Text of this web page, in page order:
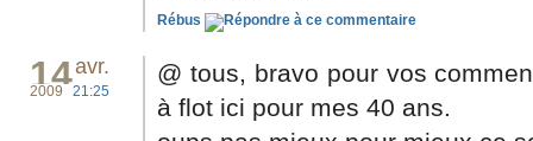
Rébus
14avr.
2009 21:25
@ tous, bravo pour vos
à flot ici pour mes 40 ans.